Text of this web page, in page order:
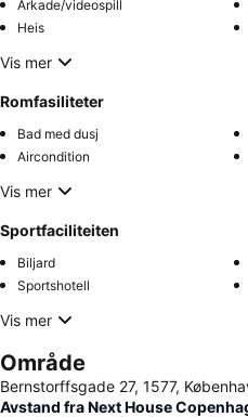
Arkade/videospill
Heis
Vis mer
Romfasiliteter
Bad med dusj
Aircondition
Vis mer
Sportfaciliteiten
Biljard
Sportshotell
Vis mer
Område
Bernstorffsgade 27, 1577,
Avstand fra Next House